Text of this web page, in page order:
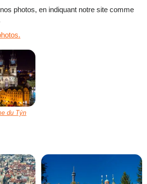
photos, en indiquant notre site comme
du Týn